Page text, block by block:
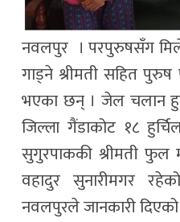
नवलपुर । परपुरुषसँग
गाड्ने श्रीमती सहित
भएका छन् । जेल चलान
जिल्ला गैंडाकोट १८
सुगुरपाककी श्रीमती
वहादुर सुनारीमगर
नवलपुरले जानकारी